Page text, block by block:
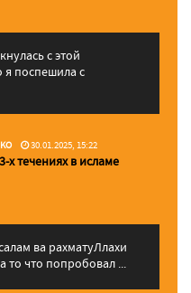
с этой
поспешила с
30.01.2025, 15:22
х течениях в исламе
то что попробовал ...